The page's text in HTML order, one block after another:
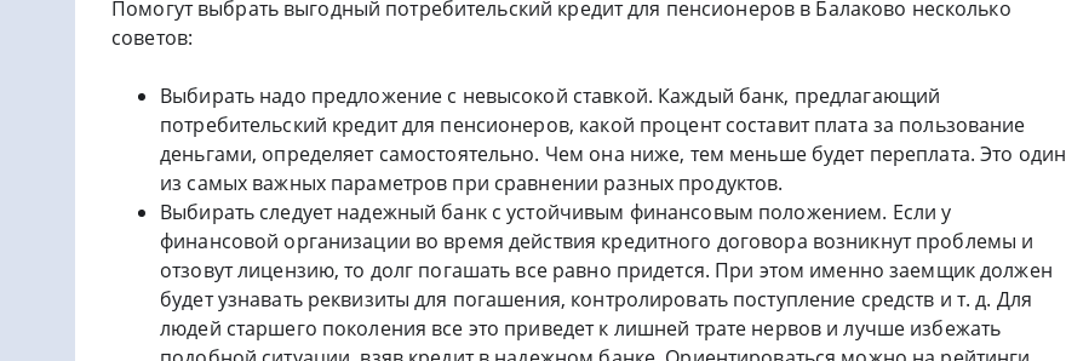
Помогут выбрать выгодный потребительский кредит для пенсионеров в Балаково несколько
советов:
Выбирать надо предложение с невысокой ставкой. Каждый банк, предлагающий
потребительский кредит для пенсионеров, какой процент составит плата за пользование
деньгами, определяет самостоятельно. Чем она ниже, тем меньше будет переплата. Это один
из самых важных параметров при сравнении разных продуктов.
Выбирать следует надежный банк с устойчивым финансовым положением. Если у
финансовой организации во время действия кредитного договора возникнут проблемы и
отзовут лицензию, то долг погашать все равно придется. При этом именно заемщик должен
будет узнавать реквизиты для погашения, контролировать поступление средств и т. д. Для
людей старшего поколения все это приведет к лишней трате нервов и лучше избежать